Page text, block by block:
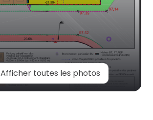
Afficher toutes les photos